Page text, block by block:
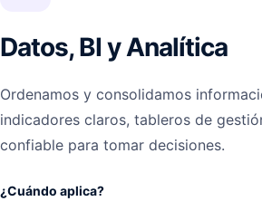
Datos, BI y Analítica
Ordenamos y consolidamos
indicadores claros, tableros de
confiable para tomar decisiones.
¿Cuándo aplica?